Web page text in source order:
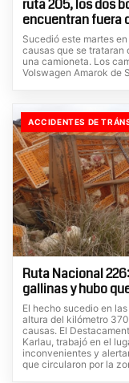
ruta 205, los dos
encuentran fuera
Sucedió este martes
causas que se trataran
una camioneta. Los
Volswagen Amarok de
ACCIDENTES DE
Ruta Nacional
gallinas y hubo
El hecho sucedio en
altura del kilómetro
causas. El
Karlau, trabajó en el
inconvenientes y
que circularon por la